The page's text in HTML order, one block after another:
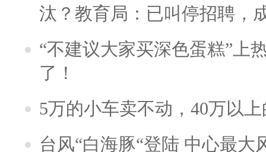
汰？教育局：已叫停招聘，
“不建议大家买深色蛋糕”上
了！
5万的小车卖不动，40万以
台风“白海豚“登陆 中心最大